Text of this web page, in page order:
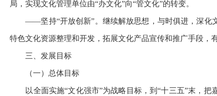
局，实现文化管理单位由“办文化”向“管文化”的转变。
——坚持“开放创新”。继续解放思想，与时俱进，深化
特色文化资源整理和开发，拓展文化产品宣传和推广手段，
三、发展目标
（一）总体目标
以全面实施“文化强市”为战略目标，到“十三五”末， 把